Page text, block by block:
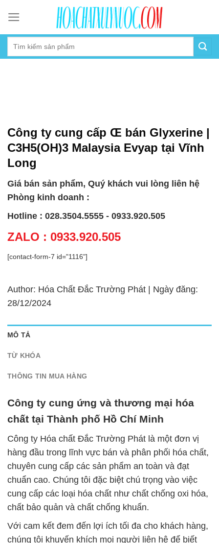
content
Công ty cung cấp Œ bán Glyxerine |
C3H5(OH)3 Malaysia Evyap tại Vĩnh
Long
Giá bán sản phẩm, Quý khách vui lòng liên hệ
Phòng kinh doanh :
Hotline : 028.3504.5555 - 0933.920.505
ZALO : 0933.920.505
[contact-form-7 id="1116"]
Author: Hóa Chất Đắc Trường Phát | Ngày đăng:
28/12/2024
MÔ TẢ
TỪ KHÓA
THÔNG TIN MUA HÀNG
Công ty cung ứng và thương mại hóa
chất tại Thành phố Hồ Chí Minh
Công ty Hóa chất Đắc Trường Phát là một đơn vị
hàng đầu trong lĩnh vực bán và phân phối hóa chất,
chuyên cung cấp các sản phẩm an toàn và đạt
chuẩn cao. Chúng tôi đặc biệt chú trọng vào việc
cung cấp các loại hóa chất như chất chống oxi hóa,
chất bảo quản và chất chống khuẩn.
Với cam kết đem đến lợi ích tối đa cho khách hàng,
chúng tôi khuyến khích mọi người liên hệ để biết